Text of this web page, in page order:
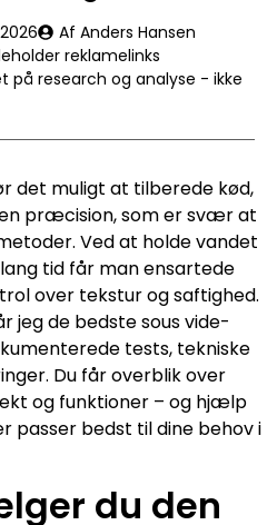
Af Anders Hansen
reklamelinks
på research og analyse - ikke
det muligt at tilberede kød,
præcision, som er svær at
Ved at holde vandet
tid får man ensartede
over tekstur og saftighed.
jeg de bedste sous vide-
tests, tekniske
Du får overblik over
og funktioner – og hjælp
passer bedst til dine behov i
du den